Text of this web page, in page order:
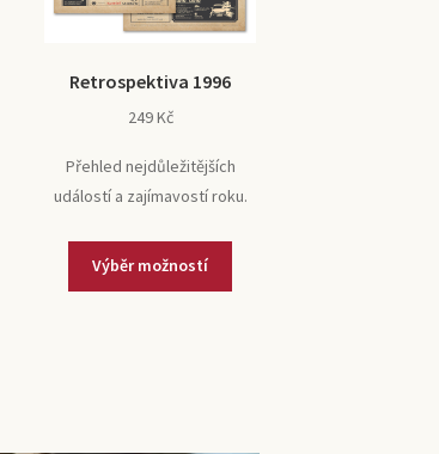
Retrospektiva 1996
249Kč
Přehled nejdůležitějších
událostí a zajímavostí roku.
Výběr možností